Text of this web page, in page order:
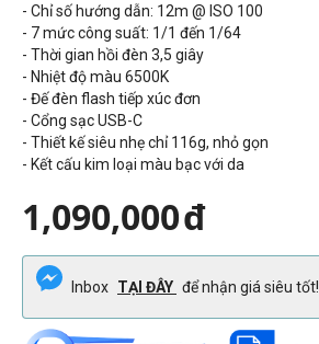
- Chỉ số hướng dẫn: 12m @ ISO 100
- 7 mức công suất: 1/1 đến 1/64
- Thời gian hồi đèn 3,5 giây
- Nhiệt độ màu 6500K
- Đế đèn flash tiếp xúc đơn
- Cổng sạc USB-C
- Thiết kế siêu nhẹ chỉ 116g, nhỏ gọn
- Kết cấu kim loại màu bạc với da
1,090,000đ
Inbox TẠI ĐÂY để nhận giá siêu tốt!